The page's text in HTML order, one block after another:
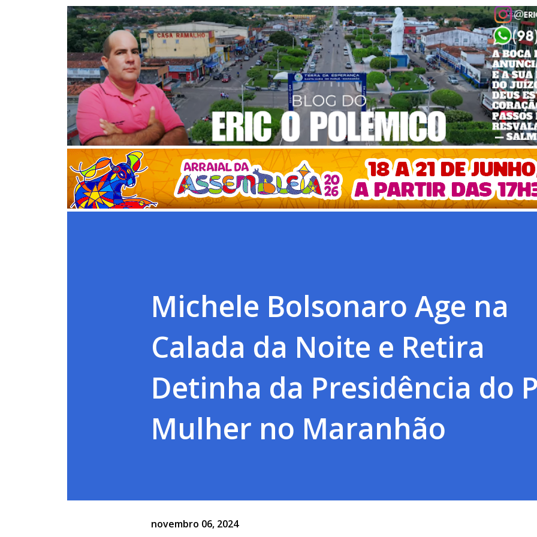
Pular para o conteúdo principal
Michele Bolsonaro Age na
Calada da Noite e Retira
Detinha da Presidência do
Mulher no Maranhão
novembro 06, 2024